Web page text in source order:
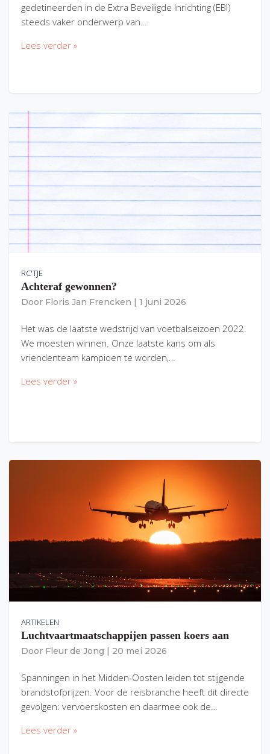
gedetineerden in de Extra Beveiligde Inrichting (EBI)
steeds vaker onderwerp van…
Lees verder »
RC'TJE
Achteraf gewonnen?
Door Floris Jan Frencken 1 juni 2026
Het was de laatste wedstrijd van voetbalseizoen 2022.
We moesten winnen. Onze laatste kans om als
vriendenteam kampioen te worden,…
Lees verder »
ARTIKELEN
Luchtvaartmaatschappijen passen koers aan
Door Fleur de Jong 20 mei 2026
Spanningen in het Midden-Oosten leiden tot stijgende
brandstofprijzen. Voor de reisbranche heeft dit directe
gevolgen: vervoerskosten en daarmee ook de…
Lees verder »